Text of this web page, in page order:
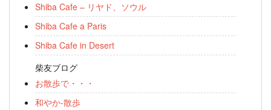
Shiba Cafe – リヤド、ソウル
Shiba Cafe a Paris
Shiba Cafe in Desert
柴友ブログ
お散歩で・・・
和やか-散歩